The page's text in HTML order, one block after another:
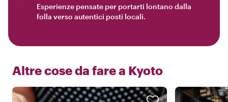
Esperienze pensate per portarti lontano dalla
folla verso autentici posti locali.
Altre cose da fare a Kyoto